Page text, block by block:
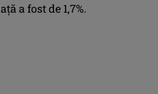
a fost de 1,7%.